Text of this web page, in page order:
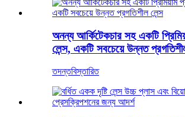
অনন্য আর্কিটেকচার সহ একটি
লেন্স, একটি সবচেয়ে উন্নত
তদন্তবিস্তারিত